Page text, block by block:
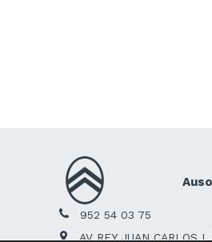
952 54 03 75
AV REY JUAN CARLOS